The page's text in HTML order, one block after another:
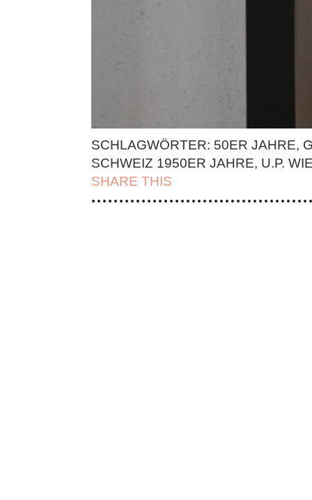
SCHLAGWÖRTER: 50ER JAHRE,
SCHWEIZ 1950ER JAHRE, U.P.
SHARE THIS